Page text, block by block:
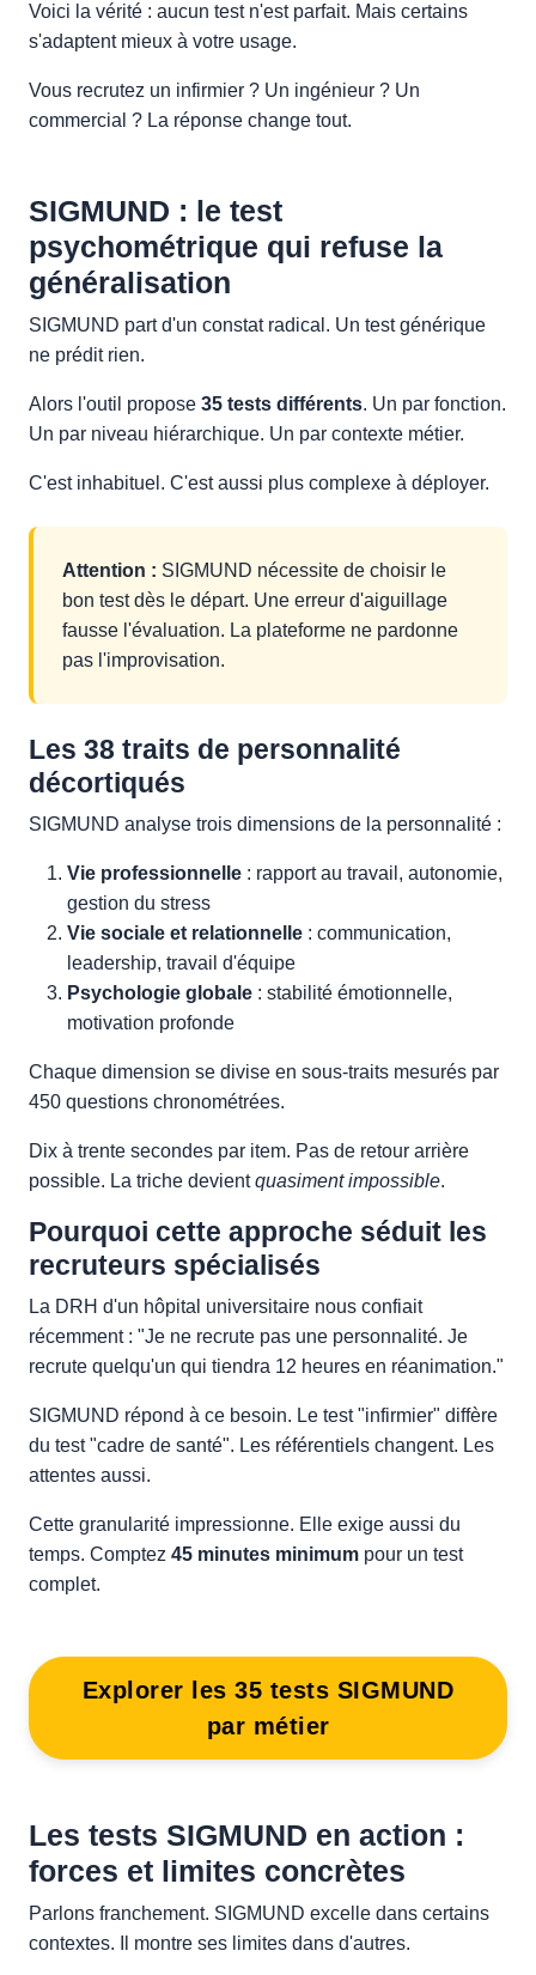
Voici la vérité : aucun test n'est parfait. Mais certains
s'adaptent mieux à votre usage.
Vous recrutez un infirmier ? Un ingénieur ? Un
commercial ? La réponse change tout.
SIGMUND : le test
psychométrique qui refuse la
généralisation
SIGMUND part d'un constat radical. Un test générique
ne prédit rien.
Alors l'outil propose 35 tests différents. Un par fonction.
Un par niveau hiérarchique. Un par contexte métier.
C'est inhabituel. C'est aussi plus complexe à déployer.
Attention : SIGMUND nécessite de choisir le
bon test dès le départ. Une erreur d'aiguillage
fausse l'évaluation. La plateforme ne pardonne
pas l'improvisation.
Les 38 traits de personnalité
décortiqués
SIGMUND analyse trois dimensions de la personnalité :
Vie professionnelle : rapport au travail, autonomie,
gestion du stress
Vie sociale et relationnelle : communication,
leadership, travail d'équipe
Psychologie globale : stabilité émotionnelle,
motivation profonde
Chaque dimension se divise en sous-traits mesurés par
450 questions chronométrées.
Dix à trente secondes par item. Pas de retour arrière
possible. La triche devientquasiment impossible.
Pourquoi cette approche séduit les
recruteurs spécialisés
La DRH d'un hôpital universitaire nous confiait
récemment : "Je ne recrute pas une personnalité. Je
recrute quelqu'un qui tiendra 12 heures en réanimation."
SIGMUND répond à ce besoin. Le test "infirmier" diffère
du test "cadre de santé". Les référentiels changent. Les
attentes aussi.
Cette granularité impressionne. Elle exige aussi du
temps. Comptez 45 minutes minimum pour un test
complet.
Explorer les 35 tests SIGMUND
par métier
Les tests SIGMUND en action :
forces et limites concrètes
Parlons franchement. SIGMUND excelle dans certains
contextes. Il montre ses limites dans d'autres.